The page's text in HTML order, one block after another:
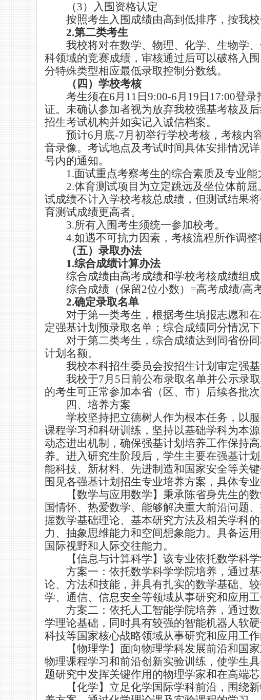
（3）入围资格认定
按照考生入围成绩由高到低排序，按我
2.第二类考生
我校将对在数学、物理、化学、生物学
科领域的竞赛成绩，审核通过后可以破格入
分特殊类型相应最低录取控制分数线。
（四）学校考核
考生须在6月 11 日 9:00-6月 19 日 17:00登录
证。未确认参加者视为放弃我校强基考核及
招生考试机构并如实记入诚信档案。
预计6月底-7月初举行学校考核，考核内
音录像。考试地点及考试时间具体安排情况
号内的通知。
1.面试重点考察考生的综合素质及专业
2.体育测试项目为立定跳远及坐位体前
试成绩不计入学校考核总成绩，但测试结果
育测试成绩更高者。
3.所有入围考生须统一参加校考。
4.如遇不可抗力因素， 考核流程所作调整
（五）录取办法
1.综合成绩计算办法
综合成绩由高考成绩和学校考核成绩组成
综合成绩（保留2位小数） =高考成绩/高
2.确定录取名单
对于第一类考生，根据考生填报志愿和
定强基计划预录取名单；综合成绩同分情况
对于第二类考生，综合成绩达到同省份
计划名额。
我校本科招生委员会按招生计划审定强
我校于7月 5 日前公布录取名单并公示录
的考生可正常参加本省（区、市）后续各批次
四、培养方案
学校坚持把立德树人作为根本任务，以
课程学习和科研训练 ， 坚持以基础学科为本
动态进出机制，确保强基计划培养工作保持
养。进入研究生阶段后，学生主要在强基计
能科技、新材料、先进制造和国家安全等关
围见各强基计划招生专业培养方案，具体专
【数学与应用数学】秉承陈省身先生的
国情怀、热爱数学、能够解决重大前沿问题
握数学基础理论、基本研究方法及相关学科
力、抽象思维能力和空间想象能力。具备运
国际视野和人际交往能力。
【信息与计算科学】该专业依托数学科
方案一：依托数学科学学院培养，通过
论、方法和技能，并具有扎实的数学基础、
学、通信、信息安全等领域从事研究和应用
方案二：依托人工智能学院培养，通过
学理论基础，同时具有较强的智能机器人软
科技等国家核心战略领域从事研究和应用工作
【物理学】面向物理学科发展前沿和国
物理课程学习和前沿创新实验训练，使学生
题研究中发挥关键作用的物理学家和在高端
【化学】立足化学国际学科前沿，围绕